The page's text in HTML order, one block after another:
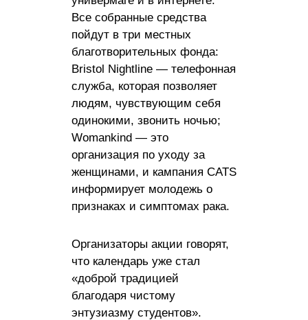
Все собранные средства
пойдут в три местных
благотворительных фонда:
Bristol Nightline — телефонная
служба, которая позволяет
людям, чувствующим себя
одинокими, звонить ночью;
Womankind — это
организация по уходу за
женщинами, и кампания CATS
информирует молодежь о
признаках и симптомах рака.
Организаторы акции говорят,
что календарь уже стал
«доброй традицией
благодаря чистому
энтузиазму студентов».